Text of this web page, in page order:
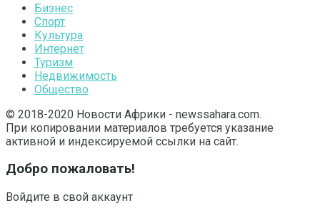
Бизнес
Спорт
Культура
Интернет
Туризм
Недвижимость
Общество
© 2018-2020 Новости Африки - newssahara.com.
При копировании материалов требуется указание
активной и индексируемой ссылки на сайт.
Добро пожаловать!
Войдите в свой аккаунт